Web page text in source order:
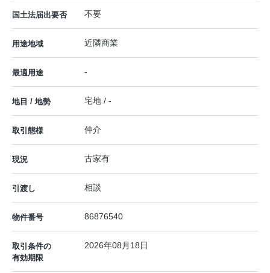
国土法届出要否 不要
用途地域 近隣商業
最適用途 -
地目 / 地勢 宅地 / -
取引態様 仲介
現況 古家有
引渡し 相談
物件番号 86876540
取引条件の
有効期限
2026年08月18日